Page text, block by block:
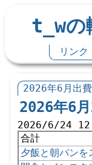
t_wの
リンク
2026年6月出費
2026年6
2026/6/24
合計
夕飯と朝パンを